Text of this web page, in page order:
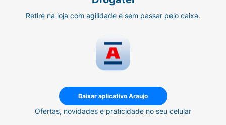
Retire na loja com agilidade e sem passar pelo caixa.
Baixar aplicativo Araujo
Ofertas, novidades e praticidade no seu celular